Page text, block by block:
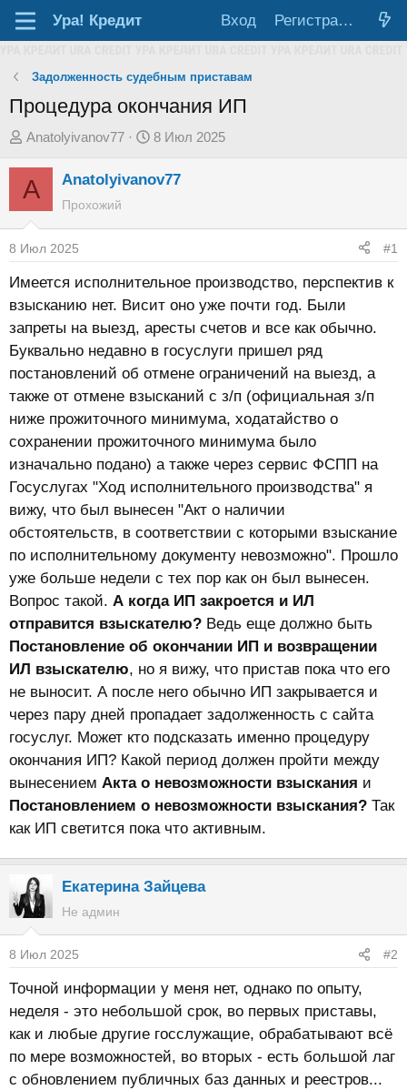
Ура! Кредит Вход Регистрация
Задолженность судебным приставам
Процедура окончания ИП
А
т
о
р
т
е
м
ы
Anatolyivanov77
Д
т
ч
а
л
а
8 Июл 2025
A Anatolyivanov77
Прохожий
8 Июл 2025 #1
Имеется исполнительное производство, перспектив к
взысканию нет. Висит оно уже почти год. Были
запреты на выезд, аресты счетов и все как обычно.
Буквально недавно в госуслуги пришел ряд
постановлений об отмене ограничений на выезд, а
также от отмене взысканий с з/п (официальная з/п
ниже прожиточного минимума, ходатайство о
сохранении прожиточного минимума было
изначально подано) а также через сервис ФСПП на
Госуслугах "Ход исполнительного производства" я
вижу, что был вынесен "Акт о наличии
обстоятельств, в соответствии с которыми взыскание
по исполнительному документу невозможно". Прошло
уже больше недели с тех пор как он был вынесен.
Вопрос такой. А когда ИП закроется и ИЛ
отправится взыскателю? Ведь еще должно быть
Постановление об окончании ИП и возвращении
ИЛ взыскателю, но я вижу, что пристав пока что его
не выносит. А после него обычно ИП закрывается и
через пару дней пропадает задолженность с сайта
госуслуг. Может кто подсказать именно процедуру
окончания ИП? Какой период должен пройти между
вынесением Акта о невозможности взыскания и
Постановлением о невозможности взыскания? Так
как ИП светится пока что активным.
Екатерина Зайцева
Не админ
8 Июл 2025 #2
Точной информации у меня нет, однако по опыту,
неделя - это небольшой срок, во первых приставы,
как и любые другие госслужащие, обрабатывают всё
по мере возможностей, во вторых - есть большой лаг
с обновлением публичных баз данных и реестров...